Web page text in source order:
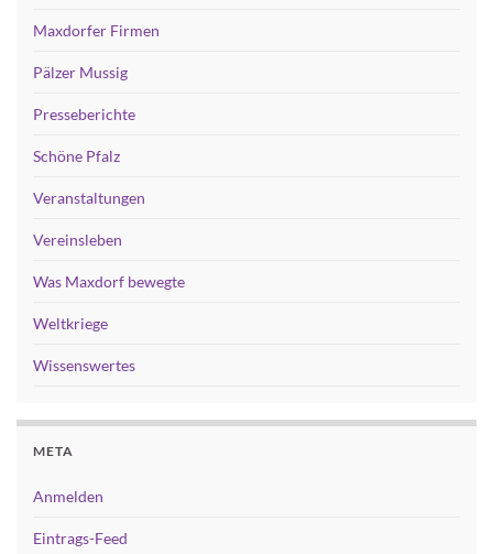
Maxdorfer Firmen
Pälzer Mussig
Presseberichte
Schöne Pfalz
Veranstaltungen
Vereinsleben
Was Maxdorf bewegte
Weltkriege
Wissenswertes
META
Anmelden
Eintrags-Feed